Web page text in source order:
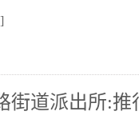
道派出所:推